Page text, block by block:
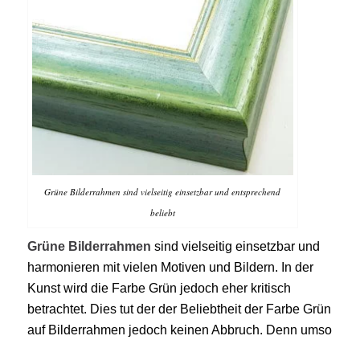
Grüne Bilderrahmen sind vielseitig einsetzbar und entsprechend
beliebt
Grüne Bilderrahmen sind vielseitig einsetzbar und
harmonieren mit vielen Motiven und Bildern. In der
Kunst wird die Farbe Grün jedoch eher kritisch
betrachtet. Dies tut der der Beliebtheit der Farbe Grün
auf Bilderrahmen jedoch keinen Abbruch. Denn umso